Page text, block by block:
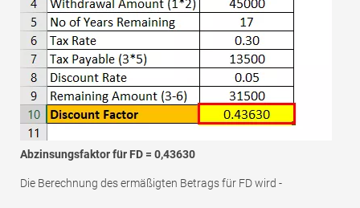
Abzinsungsfaktor für FD = 0,43630
Die Berechnung des ermäßigten Betrags für FD wird -